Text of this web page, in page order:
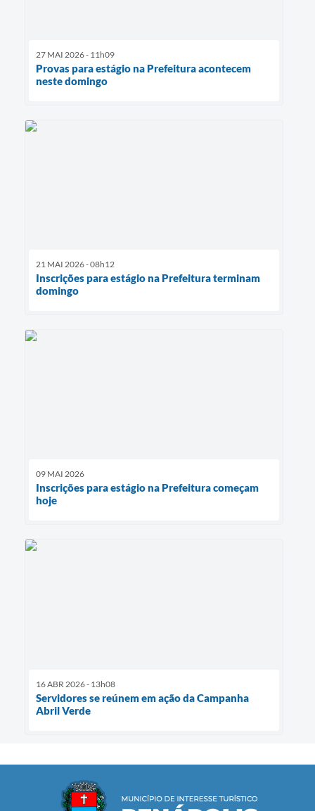
27 MAI 2026 - 11h09
Provas para estágio na Prefeitura acontecem
neste domingo
21 MAI 2026 - 08h12
Inscrições para estágio na Prefeitura terminam
domingo
09 MAI 2026
Inscrições para estágio na Prefeitura começam
hoje
16 ABR 2026 - 13h08
Servidores se reúnem em ação da Campanha
Abril Verde